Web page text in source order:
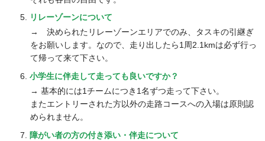
リレーゾーンについて
→ 決められたリレーゾーンエリアでのみ、タスキの引継ぎ
をお願いします。なので、走り出したら1周2.1kmは必ず行っ
て帰って来て下さい。
小学生に伴走して走っても良いですか？
→ 基本的には1チームにつき1名ずつ走って下さい。
またエントリーされた方以外の走路コースへの入場は原則認
められません。
障がい者の方の付き添い・伴走について